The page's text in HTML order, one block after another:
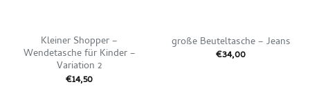
Kleiner Shopper –
Wendetasche für Kinder –
Variation 2
€14,50
große Beuteltasche – Jeans
€34,00